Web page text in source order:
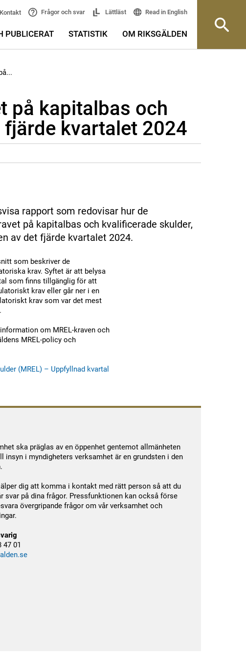
Kontakt Frågor och svar Lättläst Read in English
PUBLICERAT STATISTIK OM RIKSGÄLDEN
på kapitalbas och
kvartalet 2024
rapport som redovisar hur de
på kapitalbas och kvalificerade skulder,
av det fjärde kvartalet 2024.
som beskriver de
krav. Syftet är att belysa
som finns tillgänglig för att
krav eller går ner i en
krav som var det mest
om MREL-kraven och
MREL-policy och
(MREL) – Uppfyllnad kvartal
ska präglas av en öppenhet gentemot allmänheten
insyn i myndigheters verksamhet är en grundsten i den
dig att komma i kontakt med rätt person så att du
svar på dina frågor. Pressfunktionen kan också förse
övergripande frågor om vår verksamhet och
47 01